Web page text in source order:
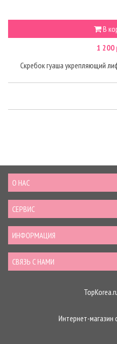
В
1 200
Скребок гуаша укрепляющий
О НАС
СЕРВИС
ИНФОРМАЦИЯ
СВЯЗЬ С НАМИ
Интернет-магазин